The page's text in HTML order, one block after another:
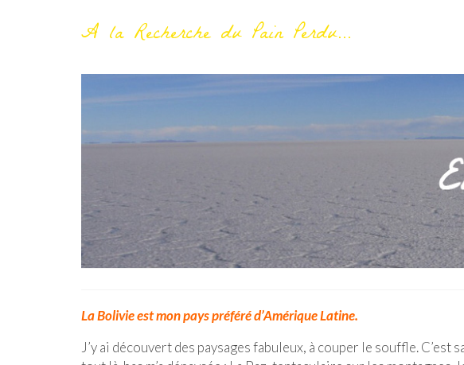
A la Recherche du Pain Perdu...
La Bolivie est mon pays préféré d’Amérique Latine.
J’y ai découvert des paysages fabuleux, à couper le souffle. C’est